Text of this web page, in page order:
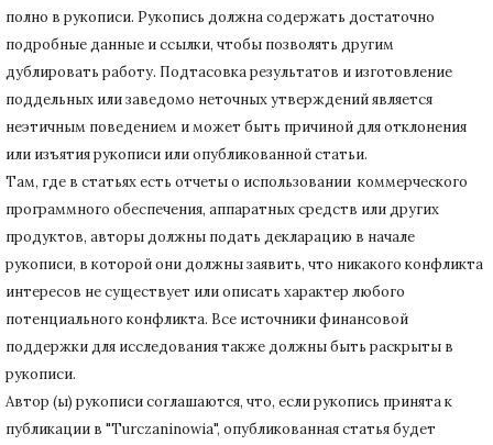
полно в рукописи. Рукопись должна содержать достаточно
подробные данные и ссылки, чтобы позволять другим
дублировать работу. Подтасовка результатов и изготовление
поддельных или заведомо неточных утверждений является
неэтичным поведением и может быть причиной для отклонения
или изъятия рукописи или опубликованной статьи.
Там, где в статьях есть отчеты о использовании коммерческого
программного обеспечения, аппаратных средств или других
продуктов, авторы должны подать декларацию в начале
рукописи, в которой они должны заявить, что никакого конфликта
интересов не существует или описать характер любого
потенциального конфликта. Все источники финансовой
поддержки для исследования также должны быть раскрыты в
рукописи.
Автор (ы) рукописи соглашаются, что, если рукопись принята к
публикации в "Turczaninowia", опубликованная статья будет